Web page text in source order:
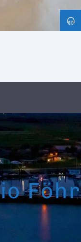
Föhr